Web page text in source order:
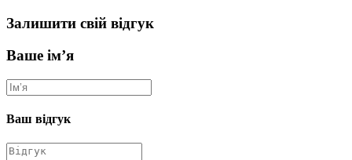
Залишити свій відгук
Ваше ім’я
Ваш відгук